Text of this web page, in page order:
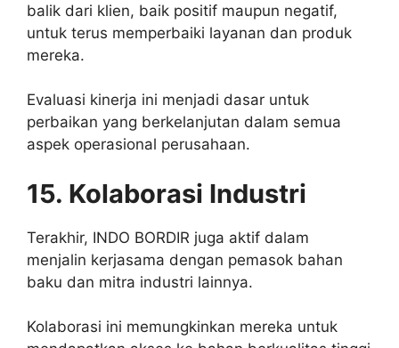
balik dari klien, baik positif maupun negatif,
untuk terus memperbaiki layanan dan produk
mereka.
Evaluasi kinerja ini menjadi dasar untuk
perbaikan yang berkelanjutan dalam semua
aspek operasional perusahaan.
15. Kolaborasi Industri
Terakhir, INDO BORDIR juga aktif dalam
menjalin kerjasama dengan pemasok bahan
baku dan mitra industri lainnya.
Kolaborasi ini memungkinkan mereka untuk